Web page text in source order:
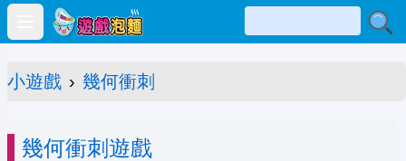
Open main menu
小遊戲 › 幾何衝刺
幾何衝刺遊戲